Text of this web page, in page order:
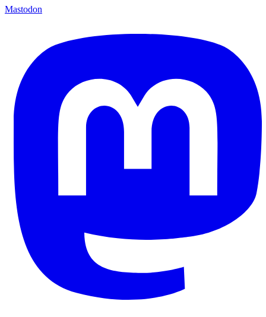
Mastodon